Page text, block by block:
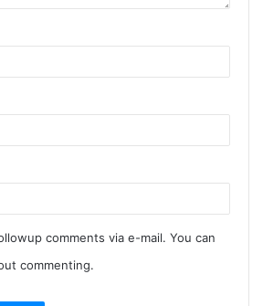
comments via e-mail. You can
commenting.